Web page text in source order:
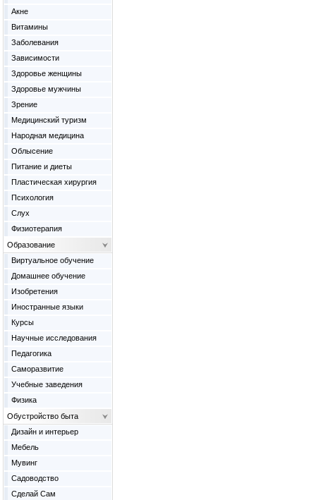
Акне
Витамины
Заболевания
Зависимости
Здоровье женщины
Здоровье мужчины
Зрение
Медицинский туризм
Народная медицина
Облысение
Питание и диеты
Пластическая хирургия
Психология
Слух
Физиотерапия
Образование
Виртуальное обучение
Домашнее обучение
Изобретения
Иностранные языки
Курсы
Научные исследования
Педагогика
Саморазвитие
Учебные заведения
Физика
Обустройство быта
Дизайн и интерьер
Мебель
Мувинг
Садоводство
Сделай Сам